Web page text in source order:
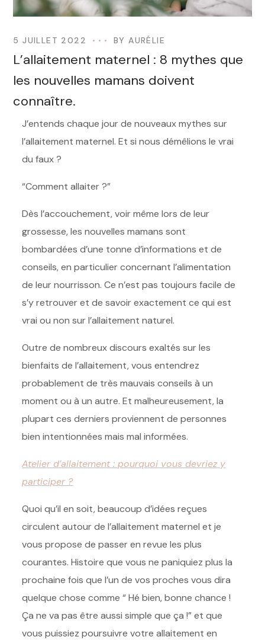
5 JUILLET 2022 BYAURÉLIE
L’allaitement maternel : 8 mythes que
les nouvelles mamans doivent
connaître.
J’entends chaque jour de nouveaux mythes sur
l’allaitement maternel. Et si nous démêlions le vrai
du faux ?
“Comment allaiter ?”
Dès l’accouchement, voir même lors de leur
grossesse, les nouvelles mamans sont
bombardées d’une tonne d’informations et de
conseils, en particulier concernant l’alimentation
de leur nourrisson. Ce n’est pas toujours facile de
s’y retrouver et de savoir exactement ce qui est
vrai ou non sur l’allaitement naturel.
Outre de nombreux discours exaltés sur les
bienfaits de l’allaitement, vous entendrez
probablement de très mauvais conseils à un
moment ou à un autre. Et malheureusement, la
plupart ces derniers proviennent de personnes
bien intentionnées mais mal informées.
Atelier d’allaitement : pourquoi vous devriez y
participer ?
Quoi qu’il en soit, beaucoup d’idées reçues
circulent autour de l’allaitement maternel et je
vous propose de passer en revue les plus
courantes. Histoire que vous ne paniquiez plus la
prochaine fois que l’un de vos proches vous dira
quelque chose comme “ Hé bien, bonne chance !
Ça ne va pas être aussi simple que ça !” et que
vous puissiez poursuivre votre allaitement en